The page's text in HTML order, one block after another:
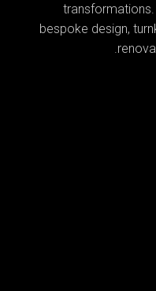
bespoke design,